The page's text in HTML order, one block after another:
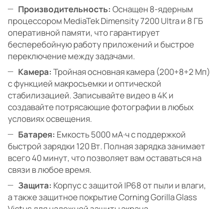
Производительность: Оснащен 8-ядерным
процессором MediaTek Dimensity 7200 Ultra и 8 ГБ
оперативной памяти, что гарантирует
бесперебойную работу приложений и быстрое
переключение между задачами.
Камера: Тройная основная камера (200+8+2 Мп)
с функцией макросъемки и оптической
стабилизацией. Записывайте видео в 4K и
создавайте потрясающие фотографии в любых
условиях освещения.
Батарея: Емкость 5000 мА·ч с поддержкой
быстрой зарядки 120 Вт. Полная зарядка занимает
всего 40 минут, что позволяет вам оставаться на
связи в любое время.
Защита: Корпус с защитой IP68 от пыли и влаги,
а также защитное покрытие Corning Gorilla Glass